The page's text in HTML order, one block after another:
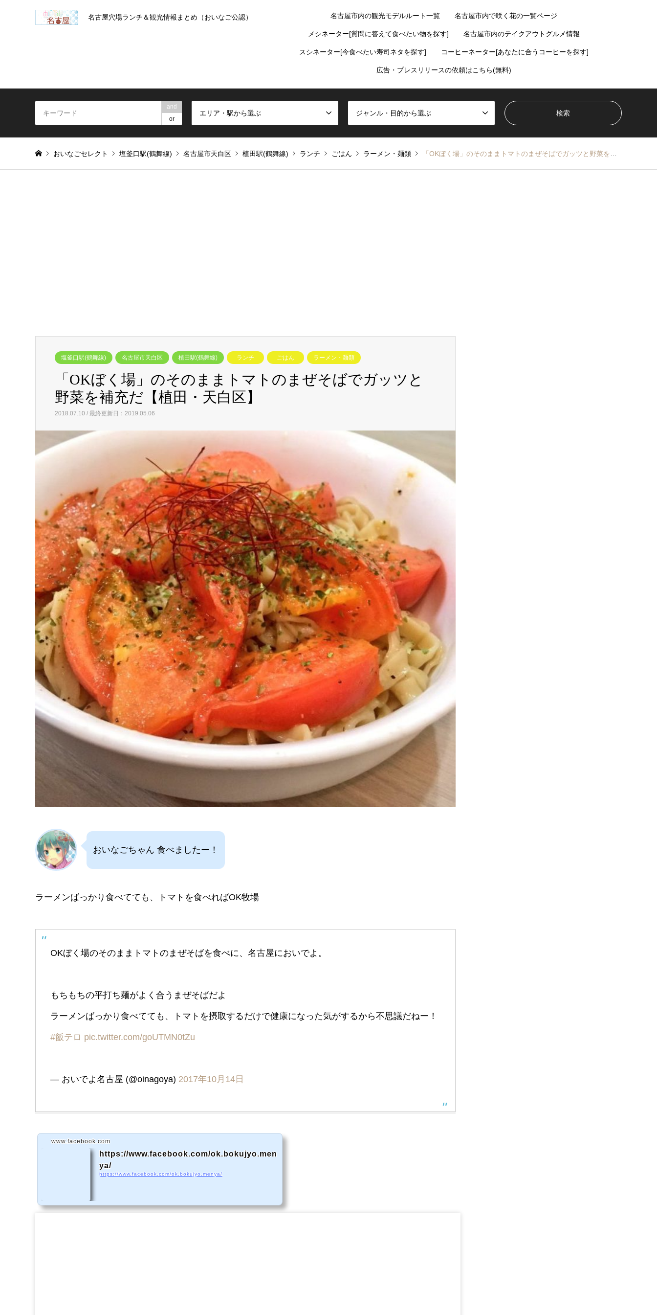
名古屋穴場ランチ＆観光情報まとめ（おいなご公認） 名古屋市内の観光モデルルート一覧 名古屋市内で咲く花の一覧ページ
メシネーター[質問に答えて食べたい物を探す] 名古屋市内のテイクアウトグルメ情報
スシネーター[今食べたい寿司ネタを探す] コーヒーネーター[あなたに合うコーヒーを探す]
広告・プレスリリースの依頼はこちら(無料)
and
or
エリア・駅から選ぶ ジャンル・目的から選ぶ
おいなごセレクト 塩釜口駅(鶴舞線) 名古屋市天白区 植田駅(鶴舞線) ランチ ごはん ラーメン・麺類 「OKぼく場」のそのままトマトのまぜそばでガッツと野菜を補充だ【植田・天白区】
塩釜口駅(鶴舞線) 名古屋市天白区 植田駅(鶴舞線) ランチ ごはん ラーメン・麺類
「OKぼく場」のそのままトマトのまぜそばでガッツと
野菜を補充だ【植田・天白区】
2018.07.10 / 最終更新日：2019.05.06
おいなごちゃん 食べましたー！
ラーメンばっかり食べてても、トマトを食べればOK牧場
OKぼく場のそのままトマトのまぜそばを食べに、名古屋においでよ。
もちもちの平打ち麺がよく合うまぜそばだよ
ラーメンばっかり食べてても、トマトを摂取するだけで健康になった気がするから不思議だねー！
#飯テロ pic.twitter.com/goUTMN0tZu
— おいでよ名古屋 (@oinagoya) 2017年10月14日
www.facebook.com
https://www.facebook.com/ok.bokujyo.men
ya/
https://www.facebook.com/ok.bokujyo.menya/